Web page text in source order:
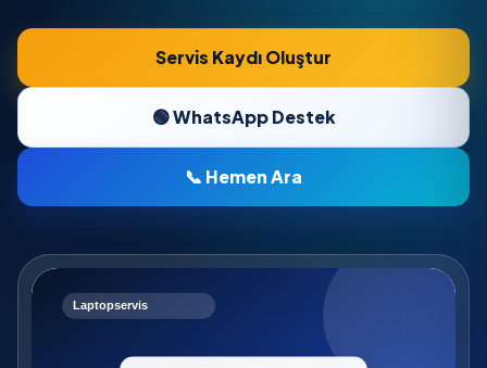
Servis Kaydı Oluştur
🟢 WhatsApp Destek
📞 Hemen Ara